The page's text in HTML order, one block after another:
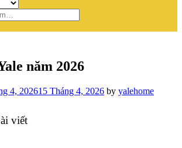
năm 2026
4, 202615 Tháng 4, 2026 by yalehome
viết